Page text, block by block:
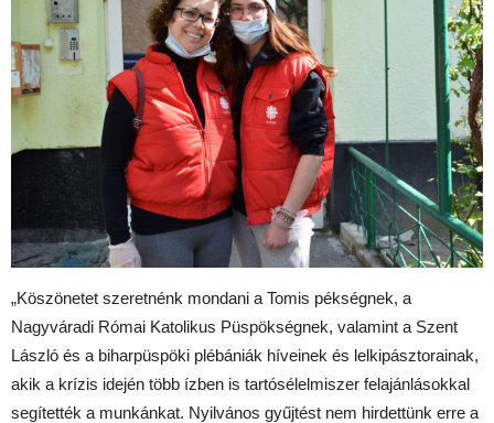
„Köszönetet szeretnénk mondani a Tomis pékségnek, a
Nagyváradi Római Katolikus Püspökségnek, valamint a Szent
László és a biharpüspöki plébániák híveinek és lelkipásztorainak,
akik a krízis idején több ízben is tartósélelmiszer felajánlásokkal
segítették a munkánkat. Nyilvános gyűjtést nem hirdettünk erre a